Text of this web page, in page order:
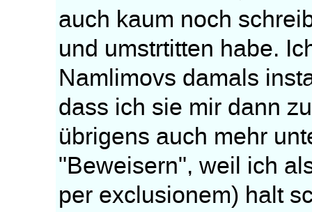
auch kaum noch
und umstrtitten habe.
Namlimovs damals
dass ich sie mir dann
übrigens auch mehr
"Beweisern", weil ich
per exclusionem) halt